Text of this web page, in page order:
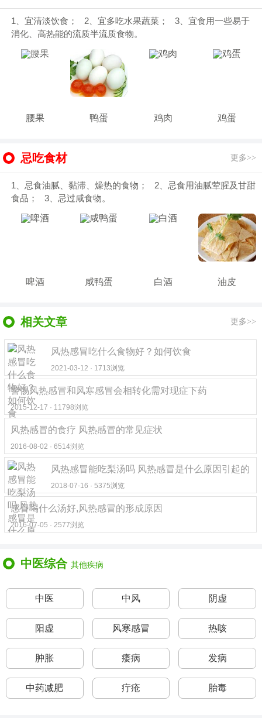
1、宜清淡饮食； 2、宜多吃水果蔬菜； 3、宜食用一些易于
消化、高热能的流质半流质食物。
腰果 鸭蛋 鸡肉 鸡蛋
忌吃食材 更多>>
1、忌食油腻、黏滞、燥热的食物； 2、忌食用油腻荤腥及甘甜
食品； 3、忌过咸食物。
啤酒 咸鸭蛋 白酒 油皮
相关文章 更多>>
风热感冒吃什么食物好？如何饮食
2021-03-12 · 1713浏览
警惕风热感冒和风寒感冒会相转化需对现症下药
2015-12-17 · 11798浏览
风热感冒的食疗 风热感冒的常见症状
2016-08-02 · 6514浏览
风热感冒能吃梨汤吗 风热感冒是什么原因引起的
2018-07-16 · 5375浏览
感冒喝什么汤好,风热感冒的形成原因
2016-07-05 · 2577浏览
中医综合 其他疾病
中医 中风 阴虚
阳虚 风寒感冒 热咳
肿胀 痿病 发病
中药减肥 疔疮 胎毒